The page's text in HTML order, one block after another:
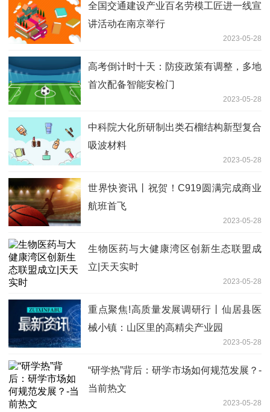
全国交通建设产业百名劳模工匠进一线宣
讲活动在南京举行
2023-05-28
高考倒计时十天：防疫政策有调整，多地
首次配备智能安检门
2023-05-28
中科院大化所研制出类石榴结构新型复合
吸波材料
2023-05-28
世界快资讯丨祝贺！C919圆满完成商业
航班首飞
2023-05-28
生物医药与大健康湾区创新生态联盟成
立|天天实时
2023-05-28
重点聚焦!高质量发展调研行丨仙居县医
械小镇：山区里的高精尖产业园
2023-05-28
“研学热”背后：研学市场如何规范发展？-
当前热文
2023-05-28